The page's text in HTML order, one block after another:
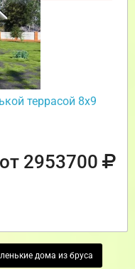
террасой 8х9
от 2953700
дома из бруса